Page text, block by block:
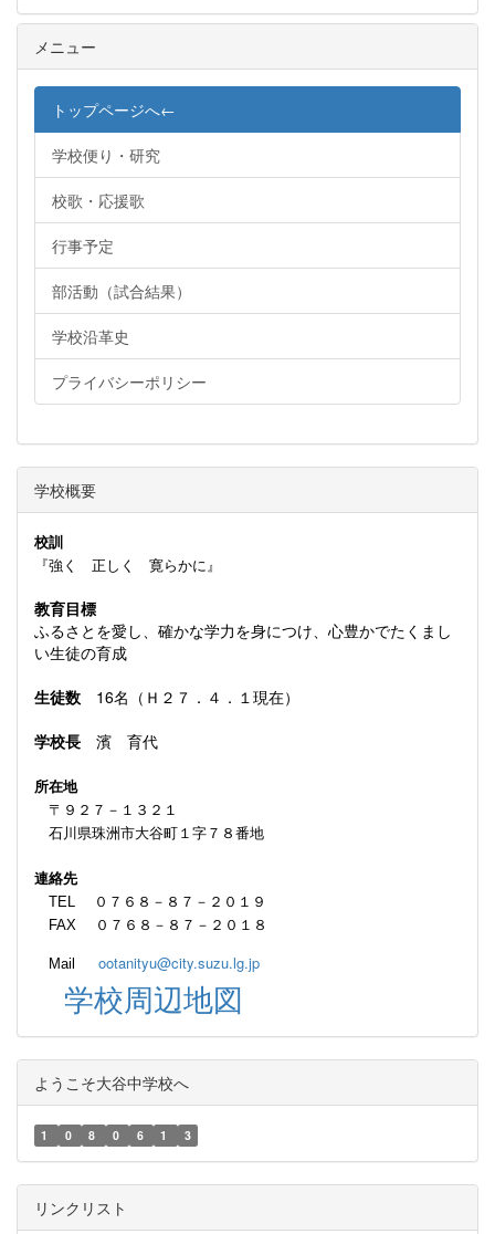
メニュー
トップページへ←
学校便り・研究
校歌・応援歌
行事予定
部活動（試合結果）
学校沿革史
プライバシーポリシー
学校概要
校訓
『強く 正しく 寛らかに』
教育目標
ふるさとを愛し、確かな学力を身につけ、心豊かでたくまし
い生徒の育成
生徒数 16名（Ｈ２７．４．１現在）
学校長 濱 育代
所在地
〒９２７－１３２１
石川県珠洲市大谷町１字７８番地
連絡先
TEL ０７６８－８７－２０１９
FAX ０７６８－８７－２０１８
Mail ootanityu@city.suzu.lg.jp
学校周辺地図
ようこそ大谷中学校へ
1 0 8 0 6 1 3
リンクリスト